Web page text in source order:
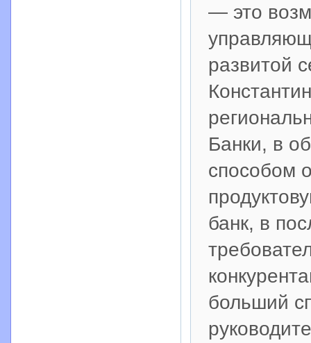
— это
развитой
Банки, в
способом
банк, в
больший